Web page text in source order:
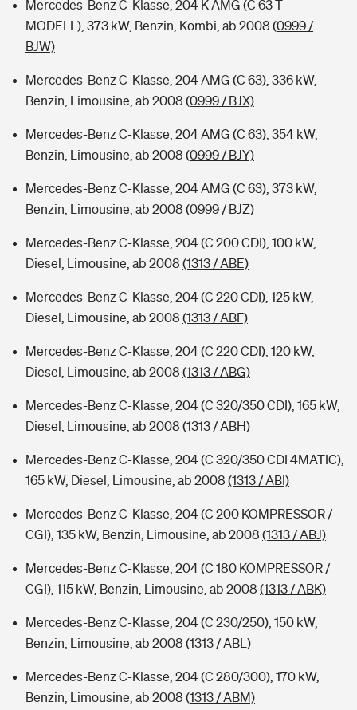
Mercedes-Benz C-Klasse, 204 K AMG (C 63 T-
MODELL), 373 kW, Benzin, Kombi, ab 2008 (0999 /
BJW)
Mercedes-Benz C-Klasse, 204 AMG (C 63), 336 kW,
Benzin, Limousine, ab 2008 (0999 / BJX)
Mercedes-Benz C-Klasse, 204 AMG (C 63), 354 kW,
Benzin, Limousine, ab 2008 (0999 / BJY)
Mercedes-Benz C-Klasse, 204 AMG (C 63), 373 kW,
Benzin, Limousine, ab 2008 (0999 / BJZ)
Mercedes-Benz C-Klasse, 204 (C 200 CDI), 100 kW,
Diesel, Limousine, ab 2008 (1313 / ABE)
Mercedes-Benz C-Klasse, 204 (C 220 CDI), 125 kW,
Diesel, Limousine, ab 2008 (1313 / ABF)
Mercedes-Benz C-Klasse, 204 (C 220 CDI), 120 kW,
Diesel, Limousine, ab 2008 (1313 / ABG)
Mercedes-Benz C-Klasse, 204 (C 320/350 CDI), 165 kW,
Diesel, Limousine, ab 2008 (1313 / ABH)
Mercedes-Benz C-Klasse, 204 (C 320/350 CDI 4MATIC),
165 kW, Diesel, Limousine, ab 2008 (1313 / ABI)
Mercedes-Benz C-Klasse, 204 (C 200 KOMPRESSOR /
CGI), 135 kW, Benzin, Limousine, ab 2008 (1313 / ABJ)
Mercedes-Benz C-Klasse, 204 (C 180 KOMPRESSOR /
CGI), 115 kW, Benzin, Limousine, ab 2008 (1313 / ABK)
Mercedes-Benz C-Klasse, 204 (C 230/250), 150 kW,
Benzin, Limousine, ab 2008 (1313 / ABL)
Mercedes-Benz C-Klasse, 204 (C 280/300), 170 kW,
Benzin, Limousine, ab 2008 (1313 / ABM)